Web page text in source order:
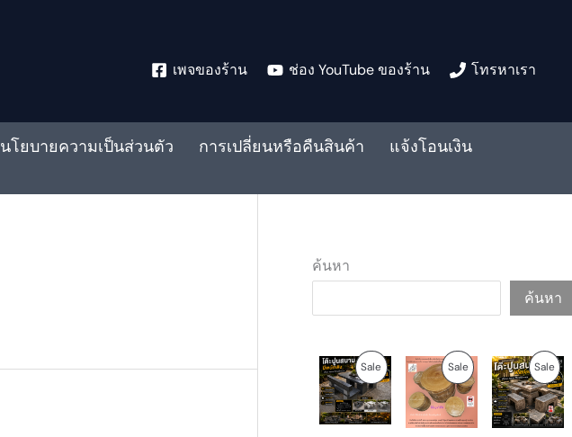
เพจของร้าน ช่อง YouTube ของร้าน โทรหาเรา
นโยบายความเป็นส่วนตัว การเปลี่ยนหรือคืนสินค้า
แจ้งโอนเงิน
ค้นหา
ค้นหา
SaleP
R
O
O
r
i
g
i
C
u
r
r
e
SaleP
R
O
O
r
i
g
i
C
u
r
r
e
SaleP
R
O
O
r
i
g
i
C
u
r
r
e